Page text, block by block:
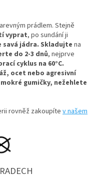
prádlem. Stejně
vyprat, po sundání ji
savá jádra. Skladujte na
do 2-3 dnů, nejprve
cyklus na 60°C.
ocet nebo agresivní
gumičky, nežehlete
rovněž zakoupíte v našem